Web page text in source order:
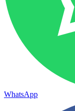
WhatsApp